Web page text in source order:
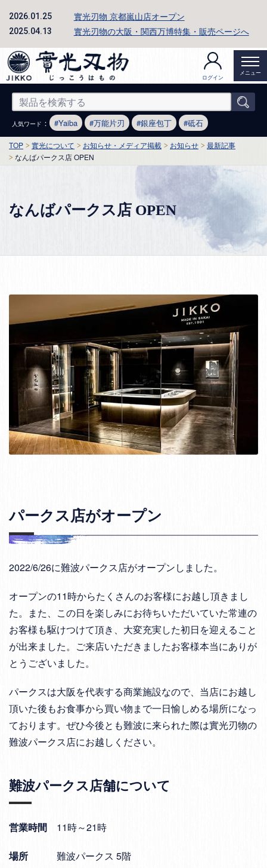
2026.01.25 實光刃物 京都嵐山店オープン
2025.04.13 實光刃物の大阪・関西万博特集・販売ページへ
ログイン
メニュー
人気ワード ： Yaiba 万能片刃 銀座包丁 砥石
TOP 實光について お知らせ・メディア掲載 お知らせ
最新記事
なんばパークス店 OPEN
なんばパークス店 OPEN
パークス店がオープン
2022/6/26に難波パークス店がオープンしました。
オープンの11時からたくさんのお客様にお越し頂きまし
た。また、この日を楽しみにお待ちいただいていた常連の
お客様も駆けつけて頂き、大変充実した初日を迎えること
が出来ました。ご来店いただきましたお客様本当にありが
とうございました。
パークスは大阪を代表する商業施設なので、当店にお越し
頂いた後もお食事から買い物まで一日愉しめる場所になっ
ております。ぜひ今後とも難波に来られた際は實光刃物の
難波パークス店にお越しください。
難波パークス店舗について
営業時間 11時～21時
場所 難波パークス 5階